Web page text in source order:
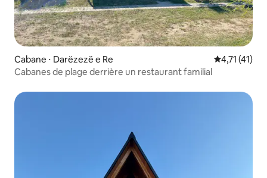
Cabane ⋅ Darëzezë e Re Évaluation
4,71 (41)
Cabanes de plage derrière un restaurant familial